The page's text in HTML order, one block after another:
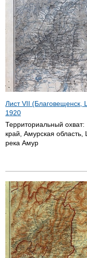
Лист VII (Благовещенск,
1920
Территориальный охват:
край, Амурская
река Амур